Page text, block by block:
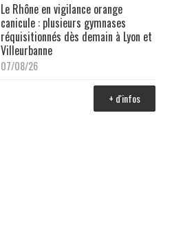
Le Rhône en vigilance orange
canicule : plusieurs gymnases
réquisitionnés dès demain à Lyon et
Villeurbanne
07/08/26
+ d'infos